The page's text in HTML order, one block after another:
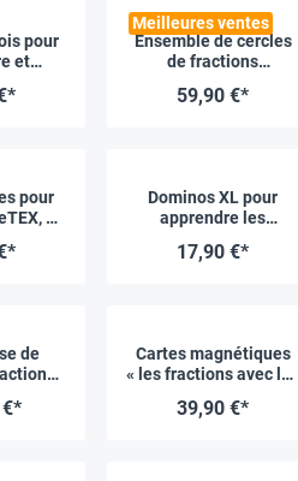
pour
et
Meilleures ventes
Ensemble de cercles
de fractions
Ø, 51 pcs
59,90 €*
pour
10
Dominos XL pour
apprendre les
17,90 €*
de
Cartes magnétiques
« les fractions avec les
pcs.
39,90 €*